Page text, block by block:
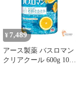
¥ 7,489
アース製薬 バスロマン
クリアクール 600g 10個